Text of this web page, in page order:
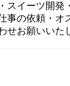
スイーツ開発
事の依頼・オ
せお願いいた